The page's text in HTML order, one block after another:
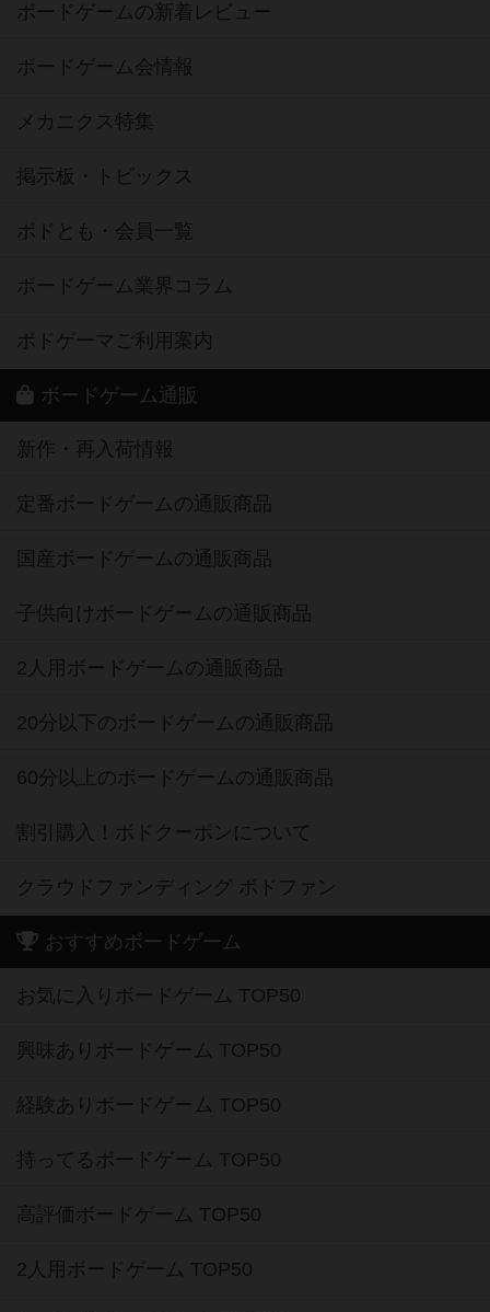
ボードゲームの新着レビュー
ボードゲーム会情報
メカニクス特集
掲示板・トピックス
ボドとも・会員一覧
ボードゲーム業界コラム
ボドゲーマご利用案内
ボードゲーム通販
新作・再入荷情報
定番ボードゲームの通販商品
国産ボードゲームの通販商品
子供向けボードゲームの通販商品
2人用ボードゲームの通販商品
20分以下のボードゲームの通販商品
60分以上のボードゲームの通販商品
割引購入！ボドクーポンについて
クラウドファンディング ボドファン
おすすめボードゲーム
お気に入りボードゲーム TOP50
興味ありボードゲーム TOP50
経験ありボードゲーム TOP50
持ってるボードゲーム TOP50
高評価ボードゲーム TOP50
2人用ボードゲーム TOP50